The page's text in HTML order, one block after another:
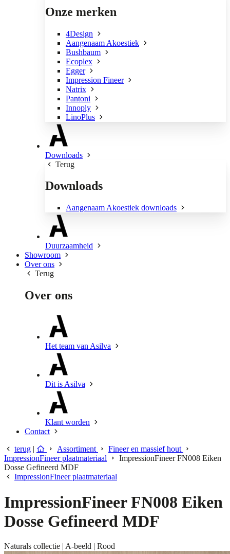
Onze merken
4Design
Aangenaam Akoestiek
Bushbaum
Ecoplex
Egger
Impression Fineer
Natrix
Pantoni
Innoply
LinoPlus
Downloads
Terug
Downloads
Aangenaam Akoestiek downloads
Duurzaamheid
Showroom
Over ons
Terug
Over ons
Het team van Asilva
Dit is Asilva
Klant worden
Contact
terug | Assortiment
Fineer en massief hout
ImpressionFineer plaatmateriaal
ImpressionFineer FN008 Eiken
Dosse Gefineerd MDF
ImpressionFineer plaatmateriaal
ImpressionFineer FN008 Eiken
Dosse Gefineerd MDF
Naturals collectie | A-beeld | Rood